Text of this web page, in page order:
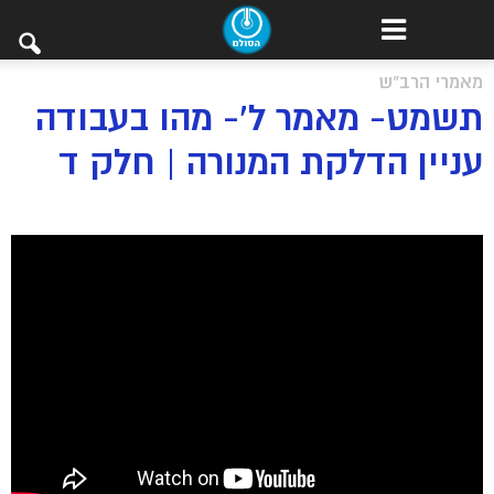
מאמרי הרב"ש
תשמט- מאמר ל’- מהו בעבודה
עניין הדלקת המנורה | חלק ד